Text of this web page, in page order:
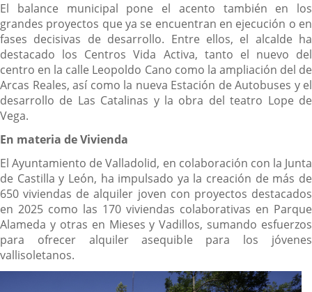
El balance municipal pone el acento también en los
grandes proyectos que ya se encuentran en ejecución o en
fases decisivas de desarrollo. Entre ellos, el alcalde ha
destacado los Centros Vida Activa, tanto el nuevo del
centro en la calle Leopoldo Cano como la ampliación del de
Arcas Reales, así como la nueva Estación de Autobuses y el
desarrollo de Las Catalinas y la obra del teatro Lope de
Vega.
En materia de Vivienda
El Ayuntamiento de Valladolid, en colaboración con la Junta
de Castilla y León, ha impulsado ya la creación de más de
650 viviendas de alquiler joven con proyectos destacados
en 2025 como las 170 viviendas colaborativas en Parque
Alameda y otras en Mieses y Vadillos, sumando esfuerzos
para ofrecer alquiler asequible para los jóvenes
vallisoletanos.